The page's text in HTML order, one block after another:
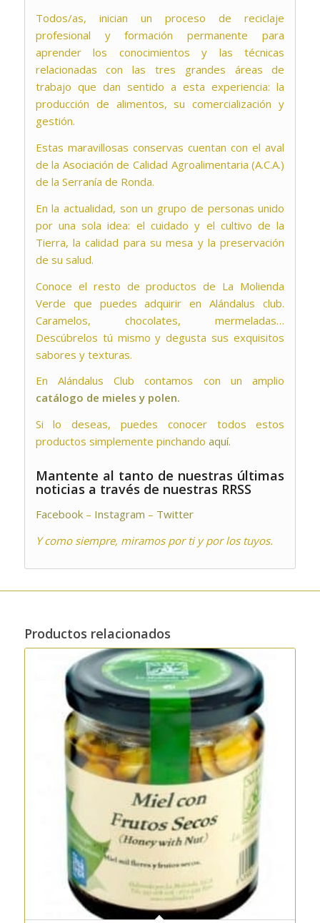
Todos/as, inician un proceso de reciclaje
profesional y formación permanente para
aprender los conocimientos y las técnicas
relacionadas con las tres grandes áreas de
trabajo que dan sentido a esta experiencia: la
producción de alimentos, su comercialización y
gestión.
Estas maravillosas conservas cuentan con el aval
de la Asociación de Calidad Agroalimentaria (A.C.A.)
de la Serranía de Ronda.
En la actualidad, son un grupo de personas unido
por una sola idea: el cuidado y el cultivo de la
Tierra, la calidad para su mesa y la preservación
de su salud.
Conoce el resto de productos de La Molienda
Verde que puedes adquirir en Alándalus club.
Caramelos, chocolates, mermeladas…
Descúbrelos tú mismo y degusta sus exquisitos
sabores y texturas.
En Alándalus Club contamos con un amplio
catálogo de mieles y polen.
Si lo deseas, puedes conocer todos estos
productos simplemente pinchando aquí.
Mantente al tanto de nuestras últimas
noticias a través de nuestras RRSS
Facebook– Instagram – Twitter
Y como siempre, miramos por ti y por los tuyos.
Productos relacionados